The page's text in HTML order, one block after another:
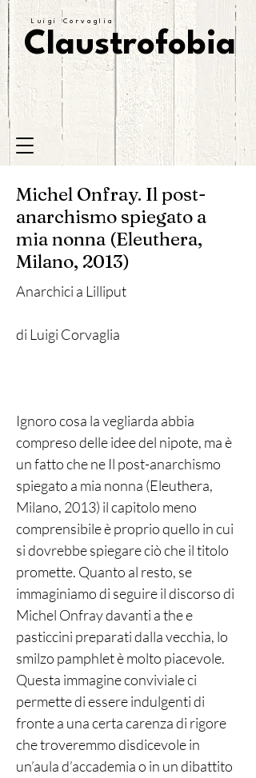
Luigi Corvaglia
Claustrofobia
Michel Onfray. Il post-
anarchismo spiegato a
mia nonna (Eleuthera,
Milano, 2013)
Anarchici a Lilliput
di Luigi Corvaglia
Ignoro cosa la vegliarda abbia
compreso delle idee del nipote, ma è
un fatto che ne Il post-anarchismo
spiegato a mia nonna (Eleuthera,
Milano, 2013) il capitolo meno
comprensibile è proprio quello in cui
si dovrebbe spiegare ciò che il titolo
promette. Quanto al resto, se
immaginiamo di seguire il discorso di
Michel Onfray davanti a the e
pasticcini preparati dalla vecchia, lo
smilzo pamphlet è molto piacevole.
Questa immagine conviviale ci
permette di essere indulgenti di
fronte a una certa carenza di rigore
che troveremmo disdicevole in
un’aula d’accademia o in un dibattito